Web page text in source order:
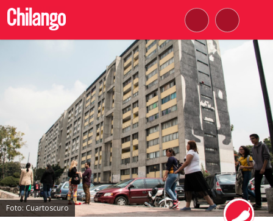
Foto: Cuartoscuro